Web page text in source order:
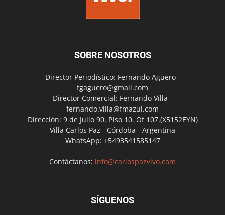
SOBRE NOSOTROS
Director Periodístico: Fernando Agüero -
fgaguero@gmail.com
Director Comercial: Fernando Villa -
fernando.villa@fmazul.com
Dirección: 9 de Julio 90. Piso 10. Of 107.(X5152EYN)
Villa Carlos Paz - Córdoba - Argentina
WhatsApp: +5493541585147
Contáctanos: info@carlospazvivo.com
SÍGUENOS